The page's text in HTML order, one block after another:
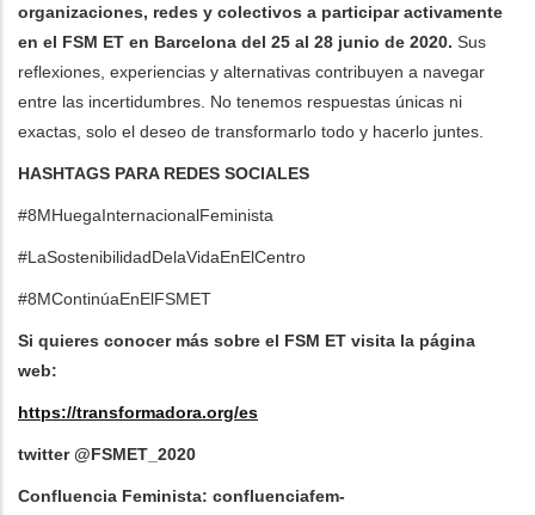
organizaciones, redes y colectivos a participar activamente
en el FSM ET en Barcelona del 25 al 28 junio de 2020. Sus
reflexiones, experiencias y alternativas contribuyen a navegar
entre las incertidumbres. No tenemos respuestas únicas ni
exactas, solo el deseo de transformarlo todo y hacerlo juntes.
HASHTAGS PARA REDES SOCIALES
#8MHuegaInternacionalFeminista
#LaSostenibilidadDelaVidaEnElCentro
#8MContinúaEnElFSMET
Si quieres conocer más sobre el FSM ET visita la página
web:
https://transformadora.org/es
twitter @FSMET_2020
Confluencia Feminista: confluenciafem-